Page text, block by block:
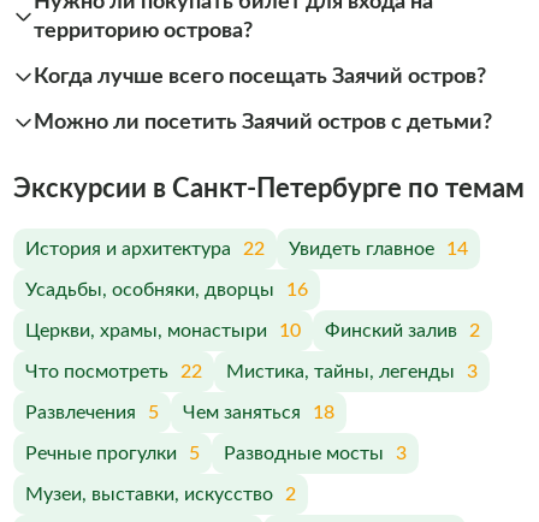
территорию острова?
Когда лучше всего посещать Заячий остров?
Можно ли посетить Заячий остров с детьми?
Экскурсии в Санкт-Петербурге по темам
История и архитектура 22 Увидеть главное 14
Усадьбы, особняки, дворцы 16
Церкви, храмы, монастыри 10 Финский залив 2
Что посмотреть 22 Мистика, тайны, легенды 3
Развлечения 5 Чем заняться 18
Речные прогулки 5 Разводные мосты 3
Музеи, выставки, искусство 2